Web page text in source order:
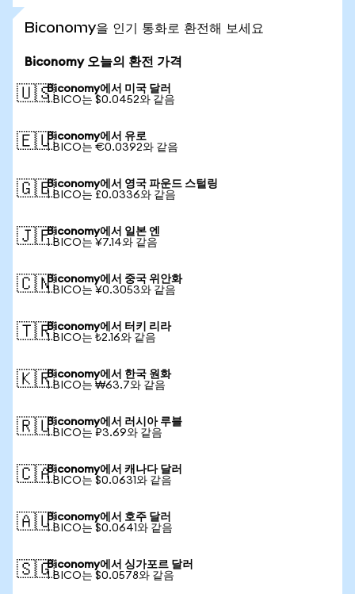
Biconomy을 인기 통화로 환전해 보세요
Biconomy 오늘의 환전 가격
🇺🇸Biconomy에서 미국 달러
1 BICO는 $0.0452와 같음
🇪🇺Biconomy에서 유로
1 BICO는 €0.0392와 같음
🇬🇧Biconomy에서 영국 파운드 스털링
1 BICO는 £0.0336와 같음
🇯🇵Biconomy에서 일본 엔
1 BICO는 ¥7.14와 같음
🇨🇳Biconomy에서 중국 위안화
1 BICO는 ¥0.3053와 같음
🇹🇷Biconomy에서 터키 리라
1 BICO는 ₺2.16와 같음
🇰🇷Biconomy에서 한국 원화
1 BICO는 ₩63.7와 같음
🇷🇺Biconomy에서 러시아 루블
1 BICO는 ₽3.69와 같음
🇨🇦Biconomy에서 캐나다 달러
1 BICO는 $0.0631와 같음
🇦🇺Biconomy에서 호주 달러
1 BICO는 $0.0641와 같음
🇸🇬Biconomy에서 싱가포르 달러
1 BICO는 $0.0578와 같음